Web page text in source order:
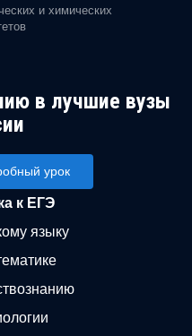
и химических
в лучшие вузы
урок
к ЕГЭ
языку